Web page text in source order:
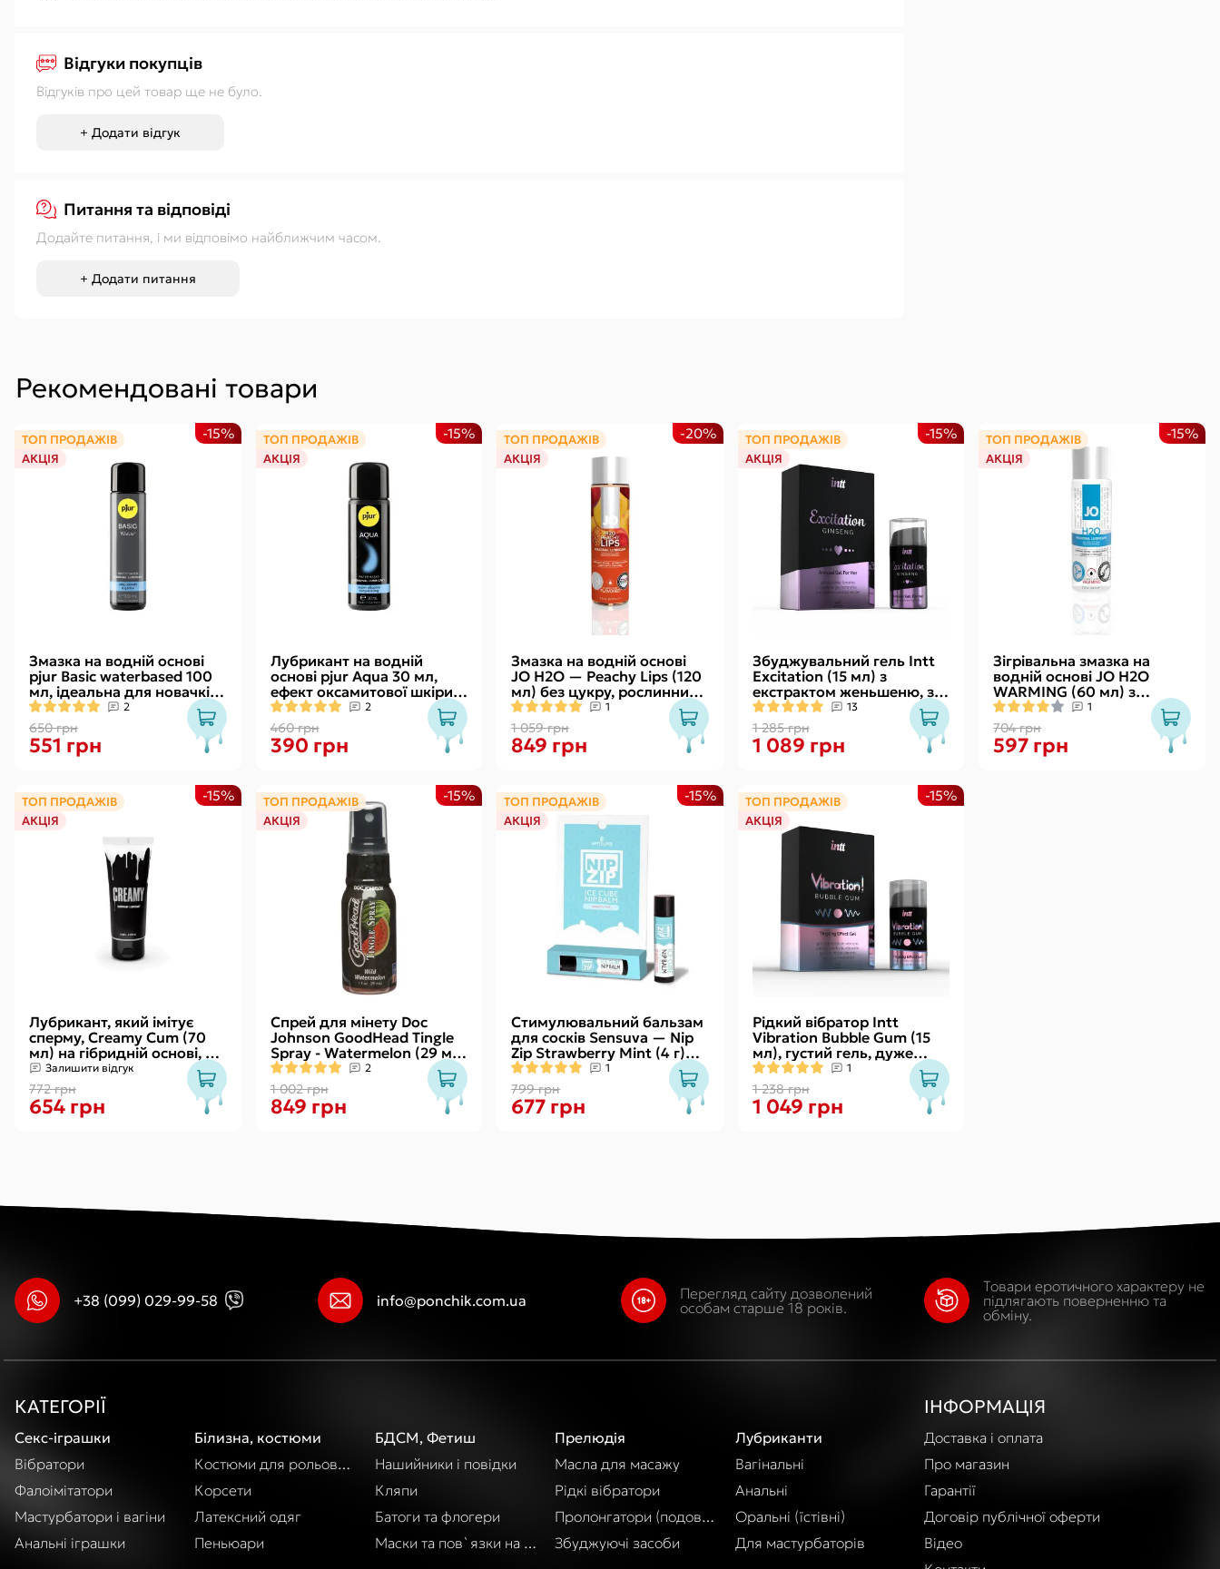
Відгуки покупців
Відгуків про цей товар ще не було.
+ Додати відгук
Питання та відповіді
Додайте питання, і ми відповімо найближчим часом.
+ Додати питання
Рекомендовані товари
ТОП ПРОДАЖІВ
АКЦІЯ
Змазка на водній основі
pjur Basic waterbased 100
мл, ідеальна для новачків,
найкраща ціна/якість
2
650 грн
-15%
551 грн
ТОП ПРОДАЖІВ
АКЦІЯ
Лубрикант на водній
основі pjur Aqua 30 мл,
ефект оксамитової шкіри
без прилипання
2
460 грн
-15%
390 грн
ТОП ПРОДАЖІВ
АКЦІЯ
Змазка на водній основі
JO H2O — Peachy Lips (120
мл) без цукру, рослинний
гліцерин
1
1 059 грн
-20%
849 грн
ТОП ПРОДАЖІВ
АКЦІЯ
Збуджувальний гель Intt
Excitation (15 мл) з
екстрактом женьшеню, з
ефектом вібрації
13
1 285 грн
-15%
1 089 грн
ТОП ПРОДАЖІВ
АКЦІЯ
Зігрівальна змазка на
водній основі JO H2O
WARMING (60 мл) з
екстрактом перцевої м’яти
1
704 грн
-15%
597 грн
ТОП ПРОДАЖІВ
АКЦІЯ
Лубрикант, який імітує
сперму, Creamy Cum (70
мл) на гібридній основі, з
олією звіробою
Залишити відгук
772 грн
-15%
654 грн
ТОП ПРОДАЖІВ
АКЦІЯ
Спрей для мінету Doc
Johnson GoodHead Tingle
Spray - Watermelon (29 мл)
зі стимулювальним
ефектом
2
1 002 грн
-15%
849 грн
ТОП ПРОДАЖІВ
АКЦІЯ
Стимулювальний бальзам
для сосків Sensuva — Nip
Zip Strawberry Mint (4 г)
охолоджувальний
1
799 грн
-15%
677 грн
ТОП ПРОДАЖІВ
АКЦІЯ
Рідкий вібратор Intt
Vibration Bubble Gum (15
мл), густий гель, дуже
смачний, діє до 30 хвилин
1
1 238 грн
-15%
1 049 грн
+38 (099) 029-99-58 info@ponchik.com.ua
Перегляд сайту дозволений
особам старше 18 років.
Товари еротичного характеру не
підлягають поверненню та
обміну.
КАТЕГОРІЇ
Секс-іграшки
Вібратори
Фалоімітатори
Мастурбатори і вагіни
Анальні іграшки
Білизна, костюми
Костюми для рольових ігор
Корсети
Латексний одяг
Пеньюари
БДСМ, Фетиш
Нашийники і повідки
Кляпи
Батоги та флогери
Маски та пов`язки на очі
Прелюдія
Масла для масажу
Рідкі вібратори
Пролонгатори (подовження акту)
Збуджуючі засоби
Лубриканти
Вагінальні
Анальні
Оральні (їстівні)
Для мастурбаторів
ІНФОРМАЦІЯ
Доставка і оплата
Про магазин
Гарантії
Договір публічної оферти
Відео